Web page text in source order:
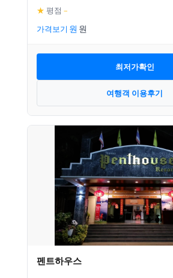
★ 평점 –
가격보기
최저가확인
여행객 이용후기
펜트하우스